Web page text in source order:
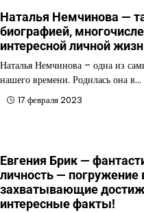
Наталья Немчинова —
биографией,
интересной личной
Наталья Немчинова – одна из
нашего времени. Родилась она в…
17 февраля 2023
Евгения Брик —
личность — погружение
захватывающие
интересные факты!